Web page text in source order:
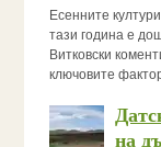
Есенните
тази година е
Витковски
ключовите
на